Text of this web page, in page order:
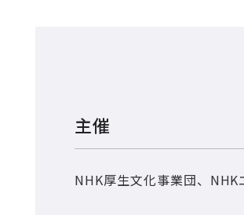
主催
NHK厚生文化事業団、